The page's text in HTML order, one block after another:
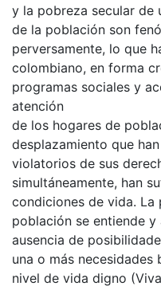
y la pobreza secular de
de la población son
perversamente, lo que
colombiano, en forma
programas sociales y
atención
de los hogares de
desplazamiento que
violatorios de sus
simultáneamente, han
condiciones de vida.
población se entiende
ausencia de
una o más necesidades
nivel de vida digno